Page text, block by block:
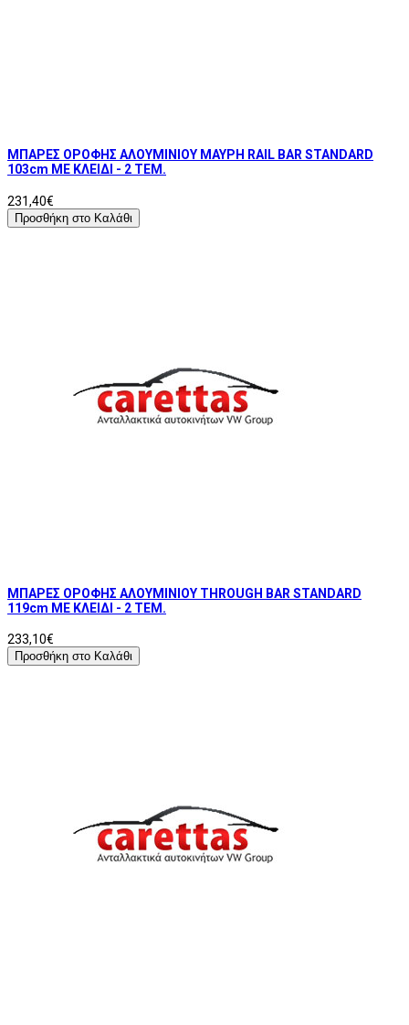
ΜΠΑΡΕΣ ΟΡΟΦΗΣ ΑΛΟΥΜΙΝΙΟΥ ΜΑΥΡΗ RAIL BAR STANDARD
103cm ΜΕ ΚΛΕΙΔΙ - 2 TEM.
231,40€
Προσθήκη στο Καλάθι
ΜΠΑΡΕΣ ΟΡΟΦΗΣ ΑΛΟΥΜΙΝΙΟΥ THROUGH BAR STANDARD
119cm ΜΕ ΚΛΕΙΔΙ - 2 TEM.
233,10€
Προσθήκη στο Καλάθι